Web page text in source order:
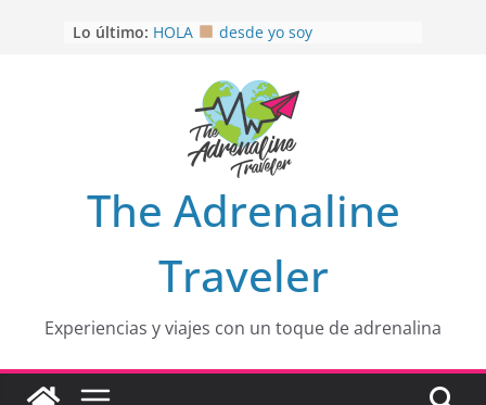
Lo último: HOLA
desde yo soy
EL SENDERO DEL CACAO: Excelente
opción
HOSPEDAJE AL NATURALSHH !!
OTRA PERSPECTIVA de RÍO EL
MULITO!
The Adrenaline
Traveler
Experiencias y viajes con un toque de adrenalina